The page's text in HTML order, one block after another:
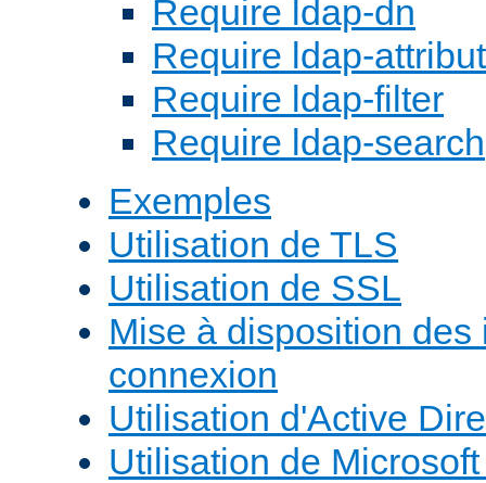
Require ldap-dn
Require ldap-
Require ldap-filter
Require ldap-search
Exemples
Utilisation de TLS
Utilisation de SSL
Mise à disposition des
connexion
Utilisation d'Active
Utilisation de